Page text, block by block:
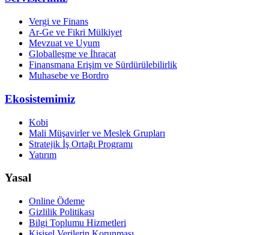
Vergi ve Finans
Ar-Ge ve Fikri Mülkiyet
Mevzuat ve Uyum
Globalleşme ve İhracat
Finansmana Erişim ve Sürdürülebilirlik
Muhasebe ve Bordro
Ekosistemimiz
Kobi
Mali Müşavirler ve Meslek Grupları
Stratejik İş Ortağı Programı
Yatırım
Yasal
Online Ödeme
Gizlilik Politikası
Bilgi Toplumu Hizmetleri